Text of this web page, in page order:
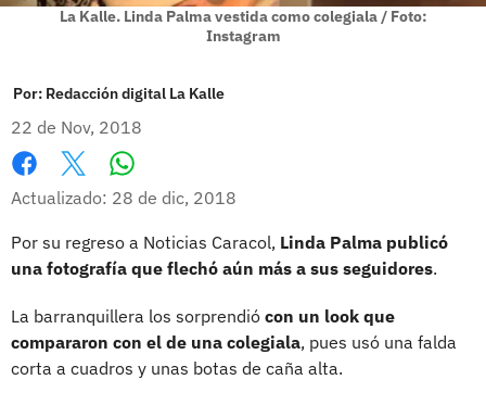
La Kalle. Linda Palma vestida como colegiala / Foto:
Instagram
Por: Redacción digital La Kalle
22 de Nov, 2018
Facebook
X
Actualizado: 28 de dic, 2018
Por su regreso a Noticias Caracol, Linda Palma publicó
una fotografía que flechó aún más a sus seguidores.
La barranquillera los sorprendió con un look que
compararon con el de una colegiala, pues usó una falda
corta a cuadros y unas botas de caña alta.